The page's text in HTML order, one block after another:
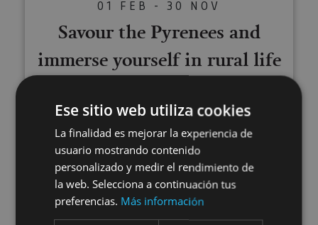
01 FEB - 30 NOV
Savour the Pyrenees and
immerse yourself in rural life
Izal
Visit the Ultzama Farm-school
Ese sitio web utiliza cookies
La finalidad es mejorar la experiencia de
usuario mostrando contenido
personalizado y medir el rendimiento de
la web. Selecciona a continuación tus
preferencias. Más información